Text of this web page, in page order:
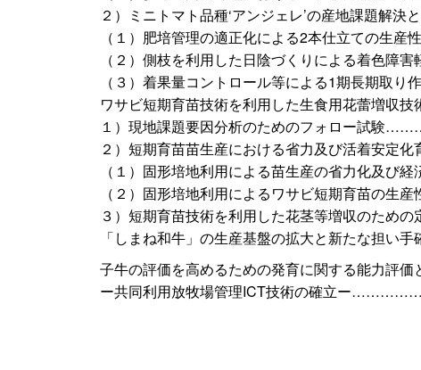
２）ミニトマト品種‘アンジェレ’の産地課題解
（１）肥培管理の適正化による2本仕
（２）側枝を利用した日陰づくりによる
（３）着果量コントロール等による1期長
ワサビ短期育苗技術を利用した生食用花蕾増収
１）現地課題要因分析のためのフォ
２）短期育苗苗生産における省力及び活着安定化
（１）固形培地利用による苗生産の省
（２）固形培地利用によるワサビ短
３）短期育苗技術を利用した花茎等増
「しまね和牛」の生産基盤の拡大と新たな担い
子牛の評価を高めるための発育に関する能力評価
ー共同利用放牧場管理ICT技術の確